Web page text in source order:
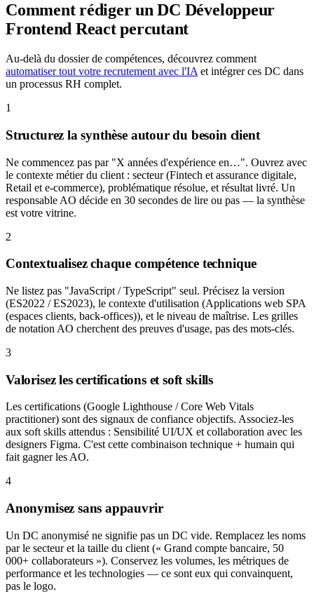
Comment rédiger un DC Développeur
Frontend Reactpercutant
Au-delà du dossier de compétences, découvrez comment
automatiser tout votre recrutement avec l'IA et intégrer ces DC dans
un processus RH complet.
1
Structurez la synthèse autour du besoin client
Ne commencez pas par "X années d'expérience en…". Ouvrez avec
le contexte métier du client : secteur (Fintech et assurance digitale,
Retail et e-commerce), problématique résolue, et résultat livré. Un
responsable AO décide en 30 secondes de lire ou pas — la synthèse
est votre vitrine.
2
Contextualisez chaque compétence technique
Ne listez pas "JavaScript / TypeScript" seul. Précisez la version
(ES2022 / ES2023), le contexte d'utilisation (Applications web SPA
(espaces clients, back-offices)), et le niveau de maîtrise. Les grilles
de notation AO cherchent des preuves d'usage, pas des mots-clés.
3
Valorisez les certifications et soft skills
Les certifications (Google Lighthouse / Core Web Vitals
practitioner) sont des signaux de confiance objectifs. Associez-les
aux soft skills attendus : Sensibilité UI/UX et collaboration avec les
designers Figma. C'est cette combinaison technique + humain qui
fait gagner les AO.
4
Anonymisez sans appauvrir
Un DC anonymisé ne signifie pas un DC vide. Remplacez les noms
par le secteur et la taille du client (« Grand compte bancaire, 50
000+ collaborateurs »). Conservez les volumes, les métriques de
performance et les technologies — ce sont eux qui convainquent,
pas le logo.